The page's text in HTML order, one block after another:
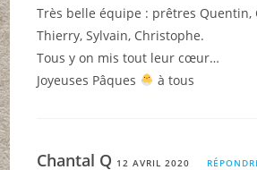
Très belle équipe : prêtres Quentin,
Thierry, Sylvain, Christophe.
Tous y on mis tout leur cœur…
Joyeuses Pâques
à tous
Chantal Q 12 AVRIL 2020